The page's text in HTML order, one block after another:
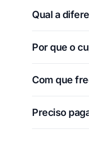
Qual a
Por que o
Com que
Preciso